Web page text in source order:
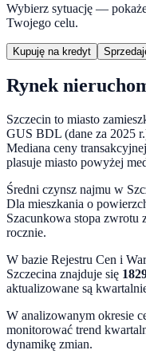
Wybierz sytuację —
Twojego celu.
Kupuję na kredyt
Rynek
Szczecin to miasto
GUS BDL (dane za 2025
Mediana ceny
plasuje miasto powyżej
Średni czynsz najmu w
Dla mieszkania o
Szacunkowa stopa zwrotu
rocznie.
W bazie Rejestru Cen i
Szczecina znajduje się
aktualizowane są
W analizowanym okresie
monitorować trend
dynamikę zmian.